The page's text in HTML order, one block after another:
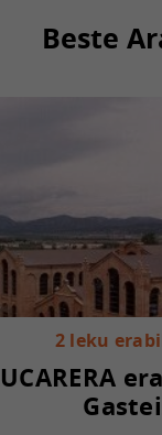
Beste
2 leku